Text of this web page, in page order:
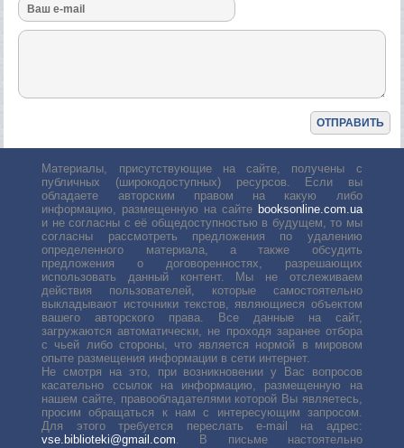
Материалы, присутствующие на сайте, получены с
публичных (широкодоступных) ресурсов. Если вы
обладаете авторским правом на какую либо
информацию, размещенную на сайте booksonline.com.ua
и не согласны с её общедоступностью в будущем, то мы
согласны рассмотреть предложения по удалению
определенного материала, а также обсудить
предложения о договоренностях, разрешающих
использовать данный контент. Мы не отслеживаем
действия пользователей, которые самостоятельно
выкладывают источники текстов, являющиеся объектом
вашего авторского права. Все данные на сайт,
загружаются автоматически, не проходя заранее отбора
с чьей либо стороны, что является нормой в мировом
опыте размещения информации в сети интернет.
Не смотря на это, при возникновении у Вас вопросов
касательно ссылок на информацию, размещенную на
нашем сайте, правообладателями которой Вы являетесь,
просим обращаться к нам с интересующим запросом.
Для этого требуется переслать е-mail на адрес:
vse.biblioteki@gmail.com. В письме настоятельно